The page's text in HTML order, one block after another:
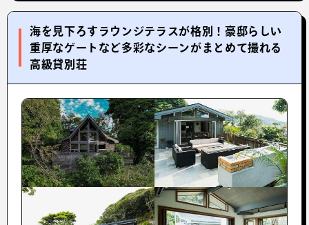
海を見下ろすラウンジテラスが格別！豪邸らしい
重厚なゲートなど多彩なシーンがまとめて撮れる
高級貸別荘